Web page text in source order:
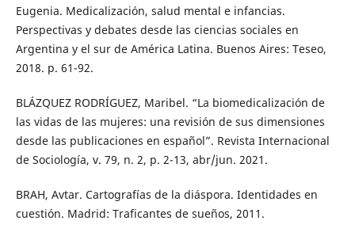
Eugenia. Medicalización, salud mental e infancias.
Perspectivas y debates desde las ciencias sociales en
Argentina y el sur de América Latina. Buenos Aires: Teseo,
2018. p. 61-92.
BLÁZQUEZ RODRÍGUEZ, Maribel. “La biomedicalización de
las vidas de las mujeres: una revisión de sus dimensiones
desde las publicaciones en español”. Revista Internacional
de Sociología, v. 79, n. 2, p. 2-13, abr/jun. 2021.
BRAH, Avtar. Cartografías de la diáspora. Identidades en
cuestión. Madrid: Traficantes de sueños, 2011.